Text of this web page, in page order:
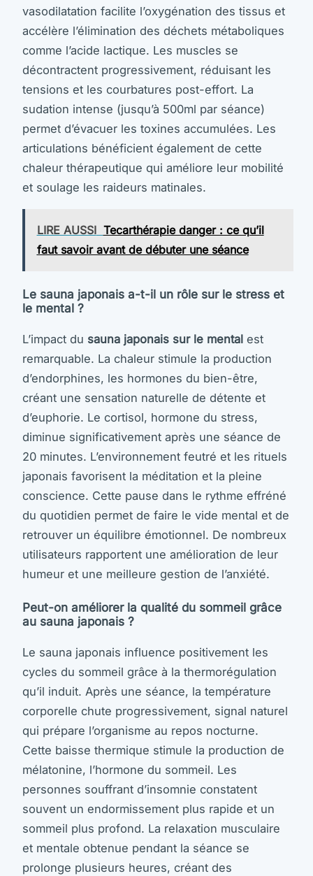
vasodilatation facilite l’oxygénation des tissus et
accélère l’élimination des déchets métaboliques
comme l’acide lactique. Les muscles se
décontractent progressivement, réduisant les
tensions et les courbatures post-effort. La
sudation intense (jusqu’à 500ml par séance)
permet d’évacuer les toxines accumulées. Les
articulations bénéficient également de cette
chaleur thérapeutique qui améliore leur mobilité
et soulage les raideurs matinales.
LIRE AUSSI Tecarthérapie danger : ce qu’il
faut savoir avant de débuter une séance
Le sauna japonais a-t-il un rôle sur le stress et
le mental ?
L’impact du sauna japonais sur le mental est
remarquable. La chaleur stimule la production
d’endorphines, les hormones du bien-être,
créant une sensation naturelle de détente et
d’euphorie. Le cortisol, hormone du stress,
diminue significativement après une séance de
20 minutes. L’environnement feutré et les rituels
japonais favorisent la méditation et la pleine
conscience. Cette pause dans le rythme effréné
du quotidien permet de faire le vide mental et de
retrouver un équilibre émotionnel. De nombreux
utilisateurs rapportent une amélioration de leur
humeur et une meilleure gestion de l’anxiété.
Peut-on améliorer la qualité du sommeil grâce
au sauna japonais ?
Le sauna japonais influence positivement les
cycles du sommeil grâce à la thermorégulation
qu’il induit. Après une séance, la température
corporelle chute progressivement, signal naturel
qui prépare l’organisme au repos nocturne.
Cette baisse thermique stimule la production de
mélatonine, l’hormone du sommeil. Les
personnes souffrant d’insomnie constatent
souvent un endormissement plus rapide et un
sommeil plus profond. La relaxation musculaire
et mentale obtenue pendant la séance se
prolonge plusieurs heures, créant des